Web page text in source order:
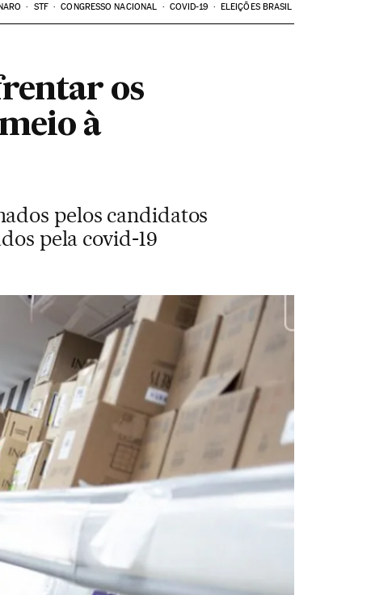
STF CONGRESSO NACIONAL COVID-19 ELEIÇÕES BRASIL
os
à
pelos candidatos
pela covid-19